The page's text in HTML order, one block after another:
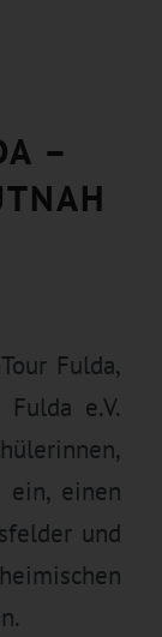
–
Fulda,
e.V.
ein, einen
und